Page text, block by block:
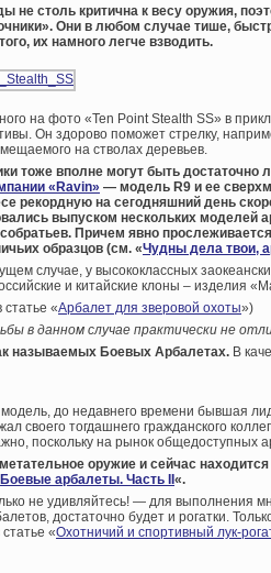
не столь критична к весу оружия,
Они в любом случае тише,
их намного легче взводить.
на фото «Ten Point Stealth SS» в
Он здорово поможет стрелку,
на стволах деревьев.
тоже вполне могут быть достаточно
«Ravin» — модель R9 и ее
рекордную на сегодняшний день
выпуском нескольких моделей
Причем явно
образцов (см. «Чудны дела твои,
случае, у высококлассных
и китайские клоны – изделия
«Арбалет для зверовой охоты»)
в данном случае практически не
называемых Боевых Арбалетах. В
до недавнего времени бывшая
своего тогдашнего гражданского
поскольку на рынок общедоступных
оружие и сейчас
Боевые арбалеты. Часть II«.
не удивляйтесь! — для выполнения
достаточно будет и рогатки.
«Охотничий и спортивный лук-